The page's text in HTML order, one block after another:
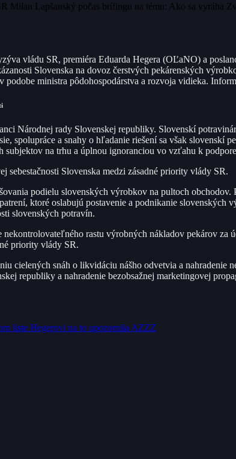
Milan Lapšanský počas brífingu na tému: Ako sa vyrába
vládu SR, premiéra Eduarda Hegera (OĽaNO) a
Slovenska na dovoz čerstvých pekárenských
ministra pôdohospodárstva a rozvoja vidieka.
Národnej rady Slovenskej republiky. Slovenskí
spolupráce a snahy o hľadanie riešení sa však slovenskí
na trhu a úplnou ignoranciou vo vzťahu k
sebestačnosti Slovenska medzi zásadné priority vlády SR.
podielu slovenských výrobkov na pultoch
ktoré oslabujú postavenie a podnikanie slovenských
slovenských potravín.
rastu výrobných nákladov pekárov za
priority vlády SR.
cielených snáh o likvidáciu nášho odvetvia a
republiky a nahradenie bezobsažnej marketingovej
liste Hegerovi na to upozornila AZZZ